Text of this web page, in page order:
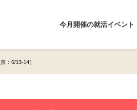
今月開催の就活イベント
：6/13-14］